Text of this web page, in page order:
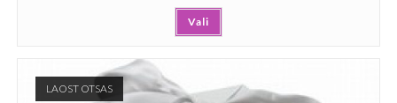
Vali
LAOST OTSAS